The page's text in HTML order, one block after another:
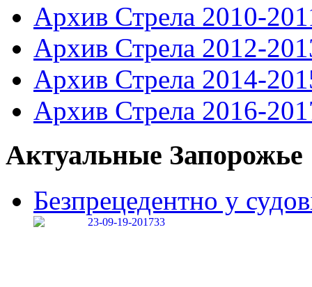
Архив Стрела 2010-
Архив Стрела 2012-
Архив Стрела 2014-
Архив Стрела 2016-
Актуальные Запорожье
Безпрецедентно у